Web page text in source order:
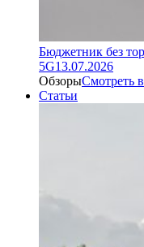
Бюджетник без
5G13.07.2026
ОбзорыСмотреть
Статьи